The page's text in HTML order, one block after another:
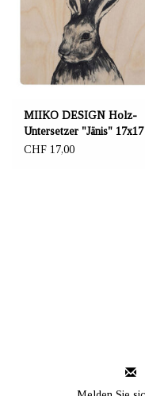
MIIKO DESIGN Holz-
Untersetzer "Jänis" 17x17
cm
CHF 17,00